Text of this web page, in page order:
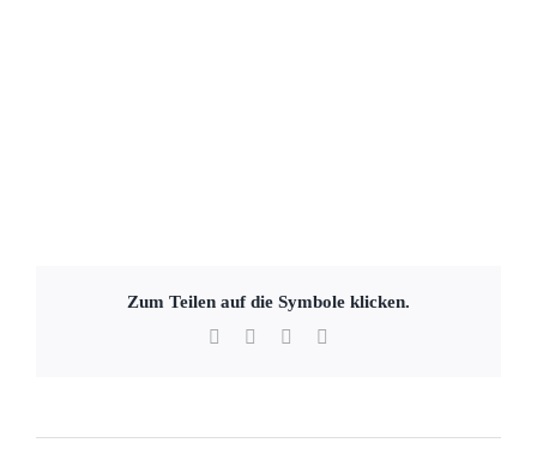
Zum Teilen auf die Symbole klicken.
Facebook WhatsApp